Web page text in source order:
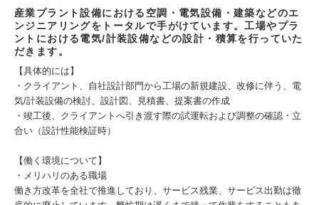
産業プラント設備における空調・電気設備・建築などのエ
ンジニアリングをトータルで手がけています。工場やプラ
ントにおける電気/計装設備などの設計・積算を行っていた
だきます。
【具体的には】
・クライアント、自社設計部門から工場の新規建設、改修に伴う、電
気/計装設備の検討、設計図、見積書、提案書の作成
・竣工後、クライアントへ引き渡す際の試運転および調整の確認・立
合い（設計性能検証時）
【働く環境について】
・メリハリのある職場
働き方改革を全社で推進しており、サービス残業、サービス出勤は徹